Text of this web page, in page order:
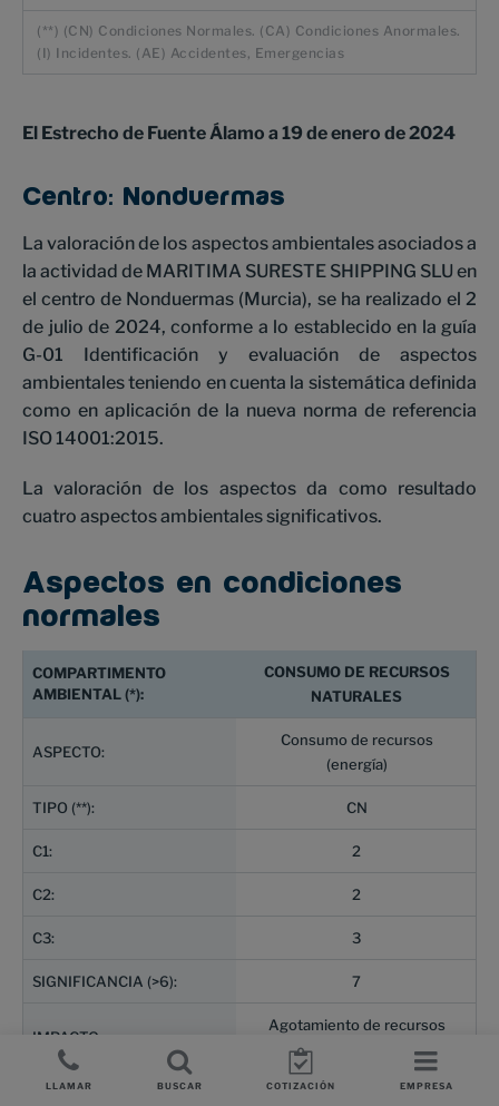
LLAMAR BUSCAR COTIZACIÓN EMPRESA
(**) (CN) Condiciones Normales. (CA) Condiciones Anormales.
(I) Incidentes. (AE) Accidentes, Emergencias
El Estrecho de Fuente Álamo a 19 de enero de 2024
Centro: Nonduermas
La valoración de los aspectos ambientales asociados a
la actividad de MARITIMA SURESTE SHIPPING SLU en
el centro de Nonduermas (Murcia), se ha realizado el 2
de julio de 2024, conforme a lo establecido en la guía
G-01 Identificación y evaluación de aspectos
ambientales teniendo en cuenta la sistemática definida
como en aplicación de la nueva norma de referencia
ISO 14001:2015.
La valoración de los aspectos da como resultado
cuatro aspectos ambientales significativos.
Aspectos en condiciones
normales
CONSUMO DE RECURSOS
NATURALES
Consumo de recursos
(energía)
CN
2
2
3
7
Agotamiento de recursos
CONSUMO DE RECURSOS